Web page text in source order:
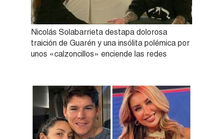
Nicolás Solabarrieta destapa dolorosa
traición de Guarén y una insólita polémica por
unos «calzoncillos» enciende las redes